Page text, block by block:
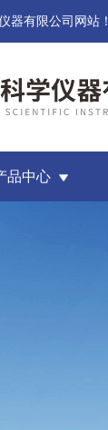
器有限公司网站！
品中心